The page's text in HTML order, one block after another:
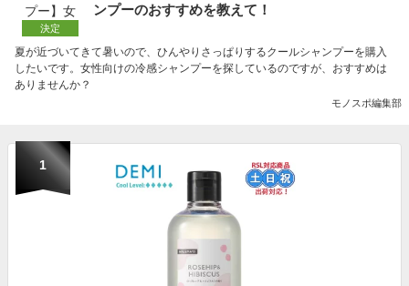
決定
ンプーのおすすめを教えて！
夏が近づいてきて暑いので、ひんやりさっぱりするクールシャンプーを購入
したいです。女性向けの冷感シャンプーを探しているのですが、おすすめは
ありませんか？
モノスポ編集部
1